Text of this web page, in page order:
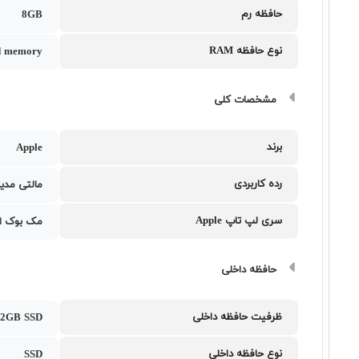
حافظه رم 8GB
نوع حافظه RAM memory
مشخصات کلی
برند Apple
رده کاربردی مالتی
سری لپ تاپ Apple مک بوک
حافظه داخلی
ظرفیت حافظه داخلی SSD
نوع حافظه داخلی SSD